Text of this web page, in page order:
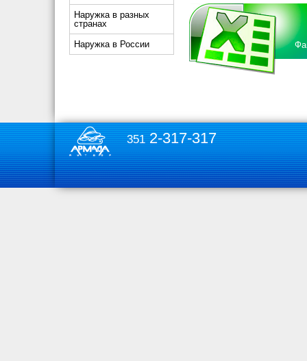
Наружка в разных
странах
Наружка в России
3512-317-317